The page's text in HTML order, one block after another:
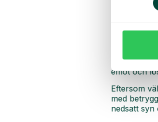
6.
kunderna
emot och
Eftersom
med
nedsatt syn